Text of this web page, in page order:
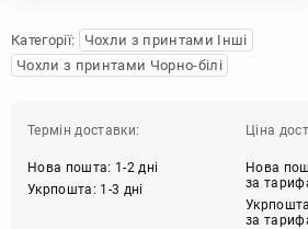
Категорії:
Чохли з принтами Інші
Чохли з принтами Чорно-білі
Термін доставки:
Нова пошта: 1-2 дні
Укрпошта: 1-3 дні
Ціна
Нова
за
Укрпошта
за